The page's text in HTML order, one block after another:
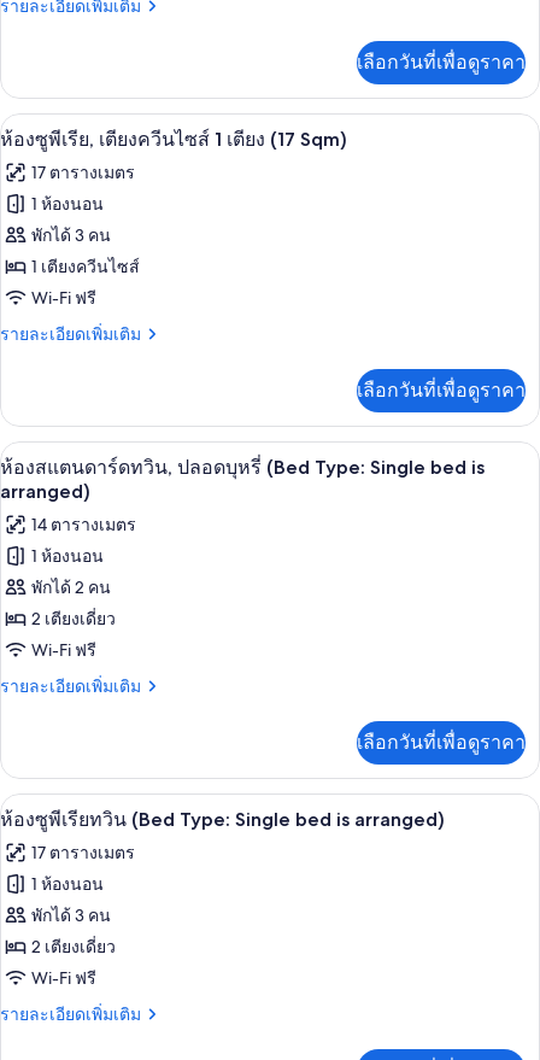
พี
บเบิล
(16
Sqm)
รายละเอียดเพิ่มเติม
ราย
เกี่ยว
กับ
ห้อง
พี
เรียดั
บเบิล
(16
Sqm)
เลือกวันที่เพื่อดูราคา
เปิด
ภาพถ่าย
ทั้งหมด
ของ
ห้อง
ซู
พี
เตียง
ควีน
ไซส์
1
เตียง
(17
Sqm)
ห้องซูพีเรีย, เตียงควีนไซส์ 1 เตียง
10
ห้องซูพีเรีย, เตียงควีนไซส์ 1 เตียง (17 Sqm)
17 ตารางเมตร
1 ห้องนอน
พักได้ 3 คน
1 เตียงควีนไซส์
Wi-Fi ฟรี
รายละเอียดเพิ่มเติม
ราย
เกี่ยว
กับ
ห้อง
ซู
เรีย,
เตียง
ควีน
ไซส์
(17
Sqm)
เลือกวันที่เพื่อดูราคา
เปิด
ภาพถ่าย
ทั้งหมด
ของ
ห้อง
สแตนดาร์ด
(Bed
Type:
Single
bed
is
arranged)
ห้องสแตนดาร์ดทวิน, ปลอดบุหรี่ (Bed
11
ห้องสแตนดาร์ดทวิน, ปลอดบุหรี่ (Bed Type: Single bed is
arranged)
14 ตารางเมตร
1 ห้องนอน
พักได้ 2 คน
2 เตียงเดี่ยว
Wi-Fi ฟรี
รายละเอียดเพิ่มเติม
ราย
เกี่ยว
กับ
ห้อง
สแตนดาร์ด
ทวิ
น,
ปลอด
บุหรี่
(Bed
Type:
Single
bed
เลือกวันที่เพื่อดูราคา
เปิด
ภาพถ่าย
ทั้งหมด
ของ
ห้อง
ซู
พี
ห้องซูพีเรียทวิน (Bed Type: Single
12
ห้องซูพีเรียทวิน (Bed Type: Single bed is arranged)
17 ตารางเมตร
1 ห้องนอน
พักได้ 3 คน
2 เตียงเดี่ยว
Wi-Fi ฟรี
รายละเอียดเพิ่มเติม
ราย